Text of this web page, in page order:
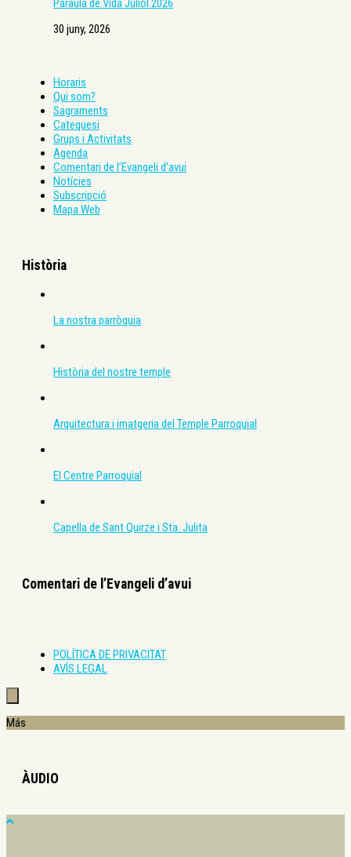
Paraula de Vida Juliol 2026
30 juny, 2026
Horaris
Qui som?
Sagraments
Catequesi
Grups i Activitats
Agenda
Comentari de l’Evangeli d’avui
Notícies
Subscripció
Mapa Web
Història
La nostra parròquia
Història del nostre temple
Arquitectura i imatgeria del Temple Parroquial
El Centre Parroquial
Capella de Sant Quirze i Sta. Julita
Comentari de l’Evangeli d’avui
POLÍTICA DE PRIVACITAT
AVÍS LEGAL
Más
ÀUDIO